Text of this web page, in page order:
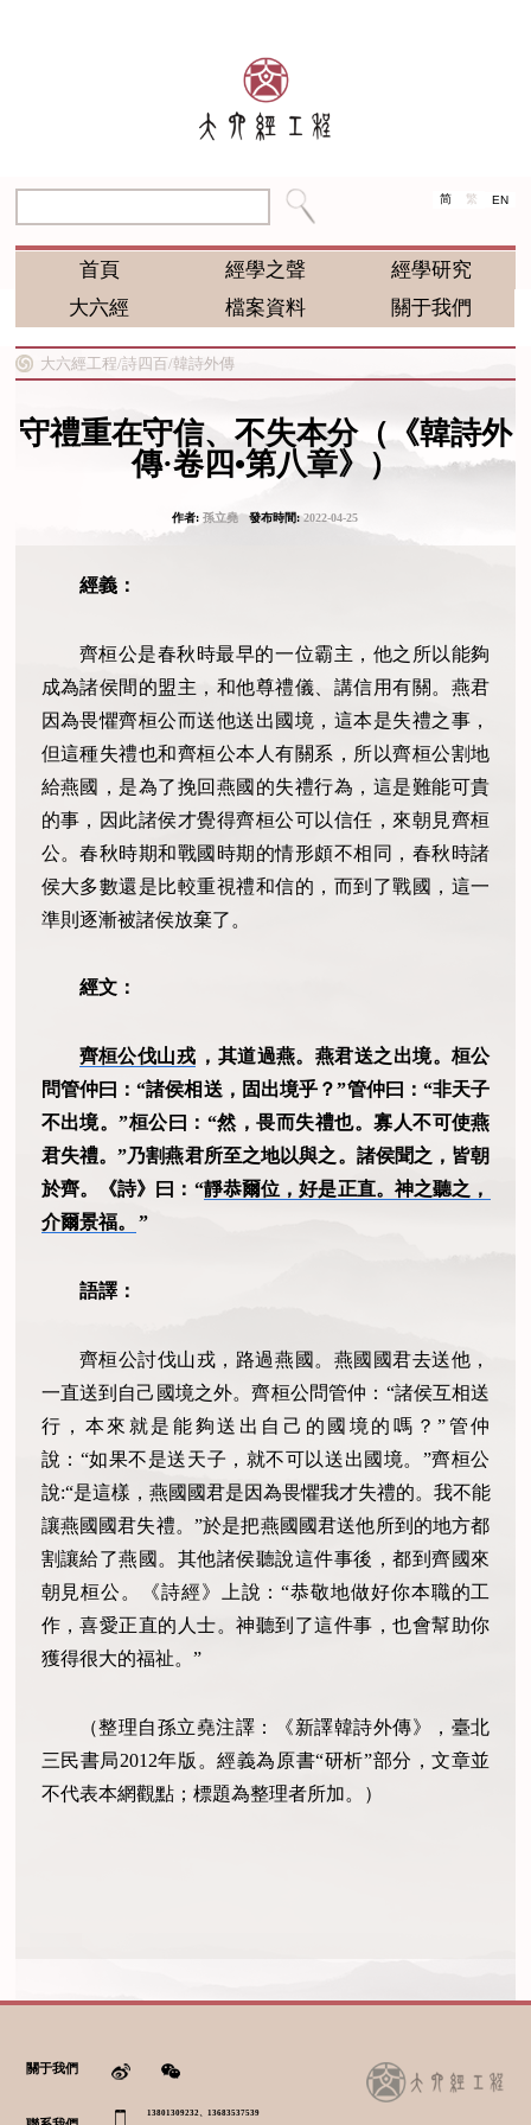
简 繁 EN
首頁 經學之聲
經學研究
大六經
檔案資料 關于我們
大六經工程/詩四百/韓詩外傳
守禮重在守信、不失本分（《韓詩外
傳·卷四•第八章》）
作者:孫立堯發布時間:2022-04-25
經義：
齊桓公是春秋時最早的一位霸主，他之所以能夠
成為諸侯間的盟主，和他尊禮儀、講信用有關。燕君
因為畏懼齊桓公而送他送出國境，這本是失禮之事，
但這種失禮也和齊桓公本人有關系，所以齊桓公割地
給燕國，是為了挽回燕國的失禮行為，這是難能可貴
的事，因此諸侯才覺得齊桓公可以信任，來朝見齊桓
公。春秋時期和戰國時期的情形頗不相同，春秋時諸
侯大多數還是比較重視禮和信的，而到了戰國，這一
準則逐漸被諸侯放棄了。
經文：
齊桓公伐山戎 ，其道過燕。燕君送之出境。桓公
問管仲曰：“諸侯相送，固出境乎？”管仲曰：“非天子
不出境。”桓公曰：“然，畏而失禮也。寡人不可使燕
君失禮。”乃割燕君所至之地以與之。諸侯聞之，皆朝
於齊。《詩》曰：“靜恭爾位，好是正直。神之聽之，
介爾景福。
”
語譯：
齊桓公討伐山戎，路過燕國。燕國國君去送他，
一直送到自己國境之外。齊桓公問管仲：“諸侯互相送
行，本來就是能夠送出自己的國境的嗎？”管仲
說：“如果不是送天子，就不可以送出國境。”齊桓公
說:“是這樣，燕國國君是因為畏懼我才失禮的。我不能
讓燕國國君失禮。”於是把燕國國君送他所到的地方都
割讓給了燕國。其他諸侯聽說這件事後，都到齊國來
朝見桓公。《詩經》上說：“恭敬地做好你本職的工
作，喜愛正直的人士。神聽到了這件事，也會幫助你
獲得很大的福祉。”
（整理自孫立堯注譯：《新譯韓詩外傳》，臺北
三民書局2012年版。經義為原書“研析”部分，文章並
不代表本網觀點；標題為整理者所加。）
關于我們
13801309232、13683537539